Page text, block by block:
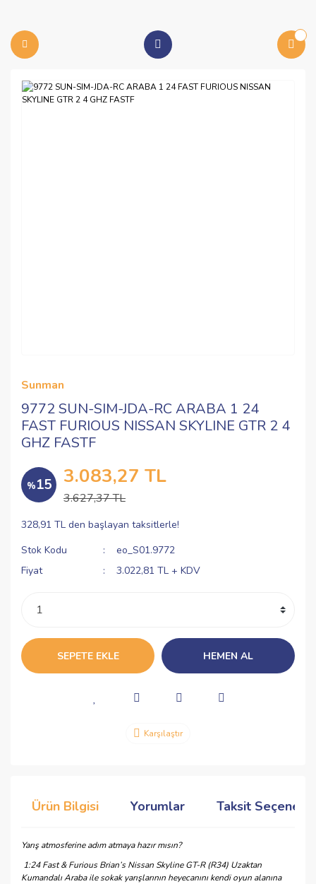
Sunman
9772 SUN-SIM-JDA-RC ARABA 1 24
FAST FURIOUS NISSAN SKYLINE GTR 2 4
GHZ FASTF
%15 3.083,27 TL
3.627,37 TL
328,91 TL den başlayan taksitlerle!
Stok Kodu
eo_S01.9772
Fiyat
3.022,81 TL + KDV
SEPETE EKLE HEMEN AL
Karşılaştır
Ürün Bilgisi Yorumlar Taksit
Yarış atmosferine adım atmaya hazır mısın?
1:24 Fast & Furious Brian’s Nissan Skyline GT-R (R34) Uzaktan
Kumandalı Araba ile sokak yarışlarının heyecanını kendi oyun alanına